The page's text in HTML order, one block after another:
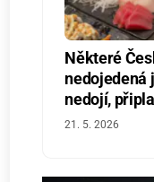
Některé
nedojedená
nedojí,
21. 5. 2026